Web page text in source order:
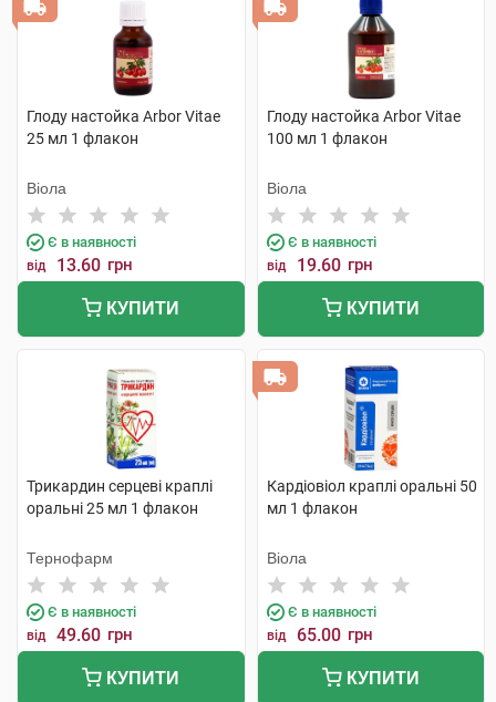
Глоду настойка Arbor Vitae
25 мл 1 флакон
Віола
Є в наявності
від 13.60 грн
КУПИТИ
Глоду настойка Arbor Vitae
100 мл 1 флакон
Віола
Є в наявності
від 19.60 грн
КУПИТИ
Трикардин серцеві краплі
оральні 25 мл 1 флакон
Тернофарм
Є в наявності
від 49.60 грн
КУПИТИ
Кардіовіол краплі оральні 50
мл 1 флакон
Віола
Є в наявності
від 65.00 грн
КУПИТИ